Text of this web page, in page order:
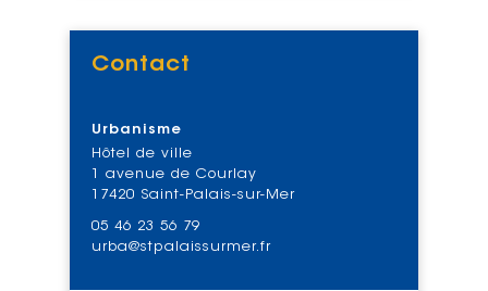
Contact
Urbanisme
Hôtel de ville
1 avenue de Courlay
17420 Saint-Palais-sur-Mer
05 46 23 56 79
urba@stpalaissurmer.fr